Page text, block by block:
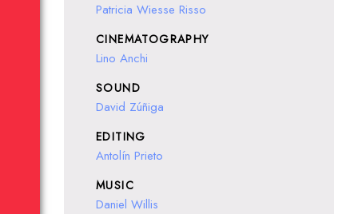
Patricia Wiesse Risso
CINEMATOGRAPHY
Lino Anchi
SOUND
David Zúñiga
EDITING
Antolín Prieto
MUSIC
Daniel Willis